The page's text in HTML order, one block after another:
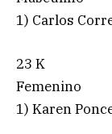
1) Carlos
23 K
Femenino
1) Karen